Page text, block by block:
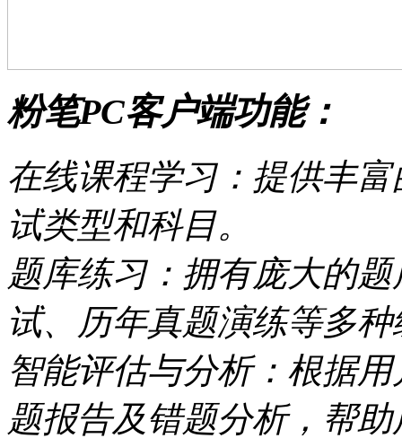
粉笔PC客户端功能：
在线课程学习：提供丰
试类型和科目。
题库练习：拥有庞大的
试、历年真题演练等多
智能评估与分析：根据
题报告及错题分析，帮